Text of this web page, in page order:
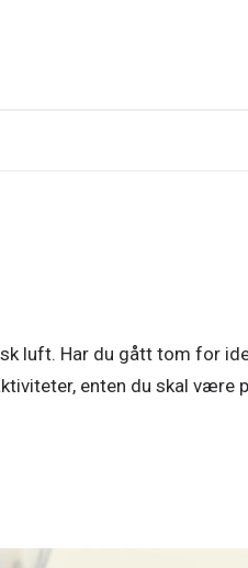
luft. Har du gått tom for
enten du skal være